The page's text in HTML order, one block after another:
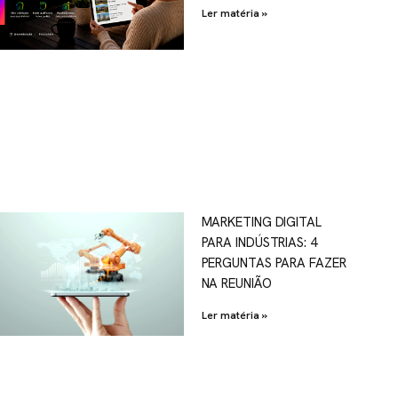
Ler matéria »
MARKETING DIGITAL
PARA INDÚSTRIAS: 4
PERGUNTAS PARA FAZER
NA REUNIÃO
Ler matéria »